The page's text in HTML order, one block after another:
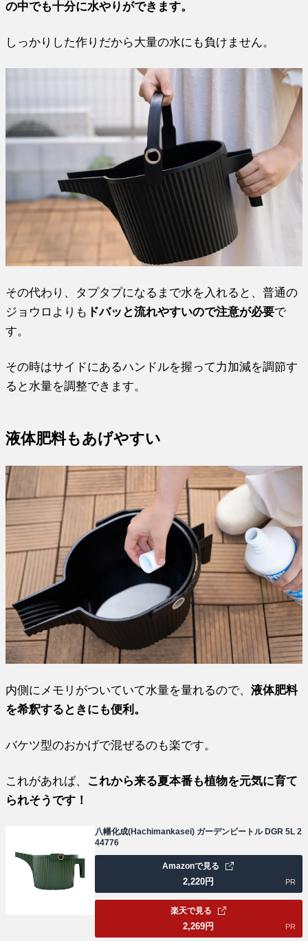
の中でも十分に水やりができます。
しっかりした作りだから大量の水にも負けません。
その代わり、タプタプになるまで水を入れると、普通の
ジョウロよりも ドバッと流れやすいので注意が必要で
す。
その時はサイドにあるハンドルを握って力加減を調節す
ると水量を調整できます。
液体肥料もあげやすい
内側にメモリがついていて水量を量れるので、液体肥料
を希釈するときにも便利。
バケツ型のおかげで混ぜるのも楽です。
これがあれば、 これから来る夏本番も植物を元気に育て
られそうです！
八幡化成(Hachimankasei) ガーデンビートル DGR 5L 2
44776
2,220円
Amazonで見る
PR
2,269円
楽天で見る
PR